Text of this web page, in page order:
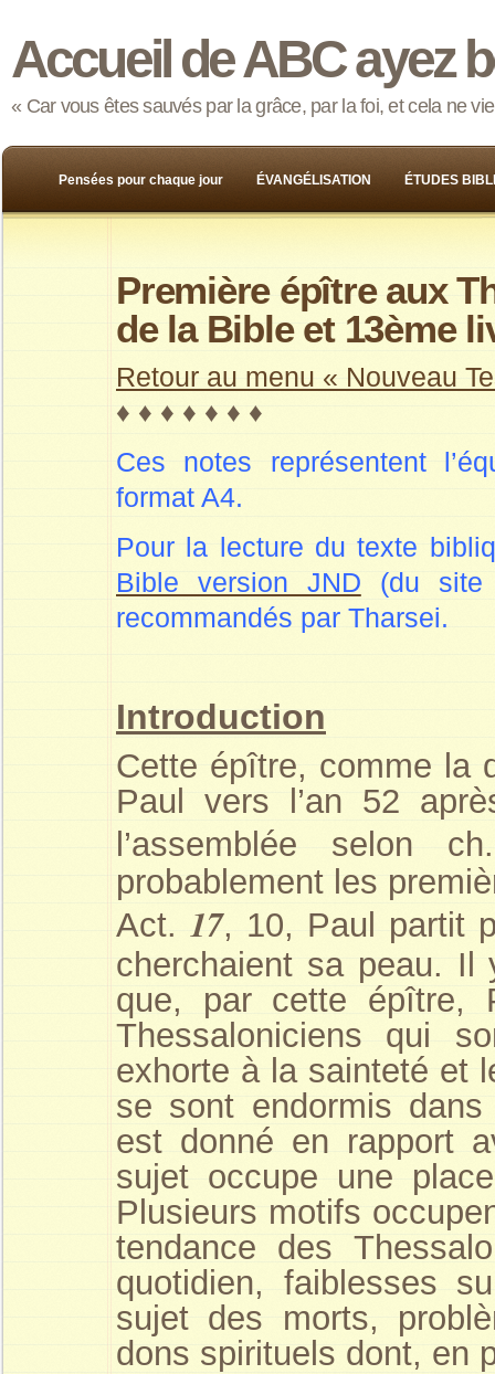
Accueil de ABC ayez
« Car vous êtes sauvés par la grâce, par la foi, et cela ne
Pensées pour chaque jour ÉVANGÉLISATION ÉTUDES
Première épître aux
de la Bible et 13ème
Retour au menu « Nouveau
♦ ♦ ♦ ♦ ♦ ♦ ♦
Ces notes représentent
format A4.
Pour la lecture du texte
Bible version JND (du site
recommandés par Tharsei.
Introduction
Cette épître, comme la
Paul vers l’an 52
l’assemblée selon
probablement les
Act. 17, 10, Paul partit
cherchaient sa peau. Il
que, par cette épître,
Thessaloniciens qui
exhorte à la sainteté et
se sont endormis
est donné en rapport
sujet occupe une
Plusieurs motifs
tendance des
quotidien, faiblesses
sujet des morts,
dons spirituels dont, en